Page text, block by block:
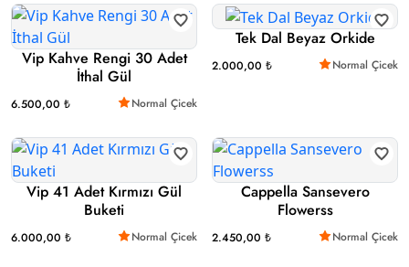
Vip Kahve Rengi 30 Adet
İthal Gül
6.500,00 ₺ Normal Çicek
Tek Dal Beyaz Orkide
2.000,00 ₺ Normal Çicek
Vip 41 Adet Kırmızı Gül
Buketi
6.000,00 ₺ Normal Çicek
Cappella Sansevero
Flowerss
2.450,00 ₺ Normal Çicek